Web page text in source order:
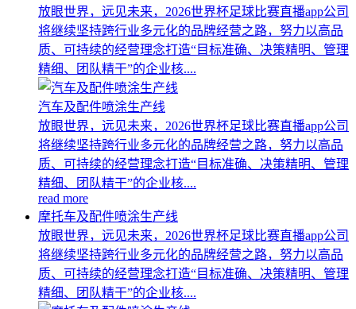
放眼世界，远见未来，2026世界杯足球比赛直播app公司
将继续坚持跨行业多元化的品牌经营之路，努力以高品
质、可持续的经营理念打造“目标准确、决策精明、管理
精细、团队精干”的企业核....
汽车及配件喷涂生产线
放眼世界，远见未来，2026世界杯足球比赛直播app公司
将继续坚持跨行业多元化的品牌经营之路，努力以高品
质、可持续的经营理念打造“目标准确、决策精明、管理
精细、团队精干”的企业核....
read more
摩托车及配件喷涂生产线
放眼世界，远见未来，2026世界杯足球比赛直播app公司
将继续坚持跨行业多元化的品牌经营之路，努力以高品
质、可持续的经营理念打造“目标准确、决策精明、管理
精细、团队精干”的企业核....